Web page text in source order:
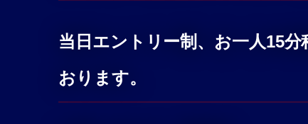
当日エントリー制、お一人15
おります。